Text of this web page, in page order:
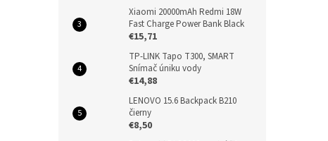
Xiaomi 20000mAh Redmi 18W
Fast Charge Power Bank Black
€15,71
TP-LINK Tapo T300, SMART
Snímač úniku vody
€14,88
LENOVO 15.6 Backpack B210
čierny
€8,50